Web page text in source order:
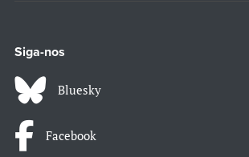
Siga-nos
Bluesky
Facebook